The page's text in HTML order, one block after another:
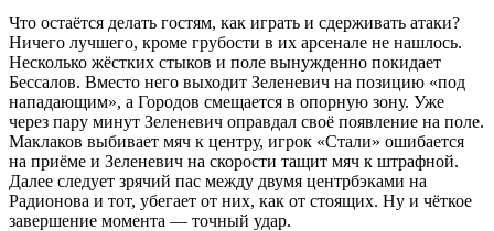
Что остаётся делать гостям, как играть и сдерживать атаки?
Ничего лучшего, кроме грубости в их арсенале не нашлось.
Несколько жёстких стыков и поле вынужденно покидает
Бессалов. Вместо него выходит Зеленевич на позицию «под
нападающим», а Городов смещается в опорную зону. Уже
через пару минут Зеленевич оправдал своё появление на поле.
Маклаков выбивает мяч к центру, игрок «Стали» ошибается
на приёме и Зеленевич на скорости тащит мяч к штрафной.
Далее следует зрячий пас между двумя центрбэками на
Радионова и тот, убегает от них, как от стоящих. Ну и чёткое
завершение момента — точный удар.